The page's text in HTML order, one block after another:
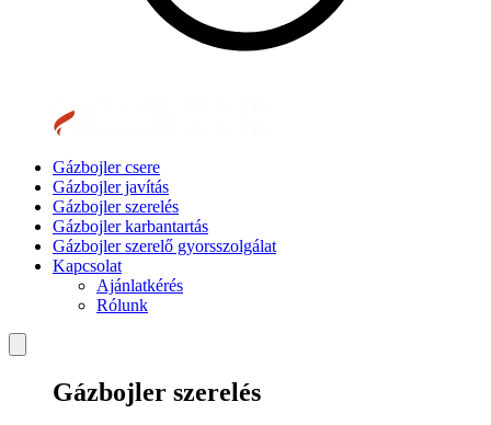
Gázbojler csere
Gázbojler javítás
Gázbojler szerelés
Gázbojler karbantartás
Gázbojler szerelő gyorsszolgálat
Kapcsolat
Ajánlatkérés
Rólunk
Gázbojler szerelés